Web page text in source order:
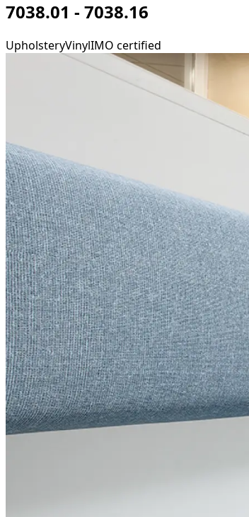
7038.01 - 7038.16
UpholsteryVinylIMO certified